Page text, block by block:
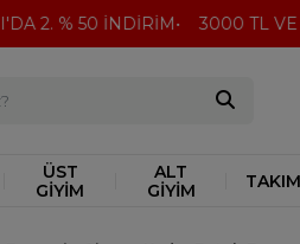
2. % 50 İNDİRİM 3000 TL VE
ÜST
GİYİM
ALT
GİYİM
TAKIM